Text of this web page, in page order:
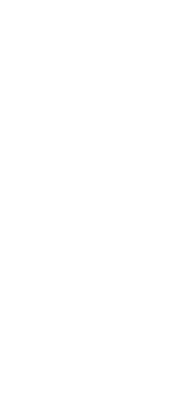
“Frequência Cardio – Sintoniza-
da Bayer
mental
famílias após
reforçam cooperação em